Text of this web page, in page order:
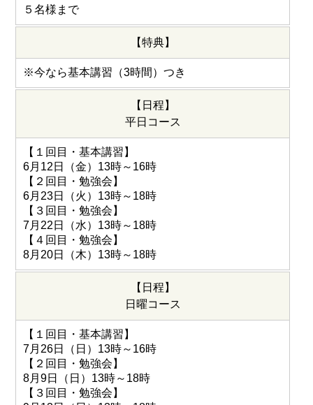
５名様まで
【特典】
※今なら基本講習（3時間）つき
【日程】
平日コース
【１回目・基本講習】
6月12日（金）13時～16時
【２回目・勉強会】
6月23日（火）13時～18時
【３回目・勉強会】
7月22日（水）13時～18時
【４回目・勉強会】
8月20日（木）13時～18時
【日程】
日曜コース
【１回目・基本講習】
7月26日（日）13時～16時
【２回目・勉強会】
8月9日（日）13時～18時
【３回目・勉強会】